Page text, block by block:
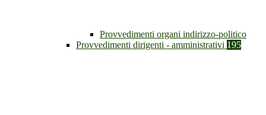
Provvedimenti organi indirizzo-politico
Provvedimenti dirigenti - amministrativi 195